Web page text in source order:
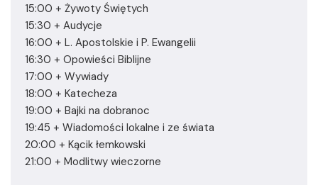
15:00 + Żywoty Świętych
15:30 + Audycje
16:00 + L. Apostolskie i P. Ewangelii
16:30 + Opowieści Biblijne
17:00 + Wywiady
18:00 + Katecheza
19:00 + Bajki na dobranoc
19:45 + Wiadomości lokalne i ze świata
20:00 + Kącik łemkowski
21:00 + Modlitwy wieczorne